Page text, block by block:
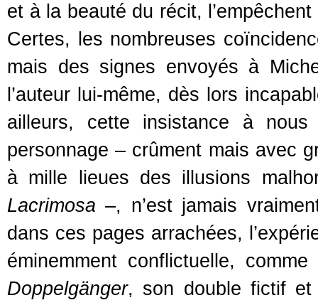
et à la beauté du récit,
Certes, les nombreuses
mais des signes envoyés à
l’auteur lui-même, dès lors
ailleurs, cette insistance à
personnage – crûment mais avec
à mille lieues des illusions
Lacrimosa –, n’est jamais
dans ces pages arrachées,
éminemment conflictuelle,
Doppelgänger, son double fictif et